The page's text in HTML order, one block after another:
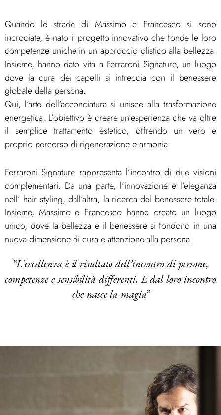
Quando le strade di Massimo e Francesco si sono
incrociate, è nato il progetto innovativo che fonde le loro
competenze uniche in un approccio olistico alla bellezza.
Insieme, hanno dato vita a Ferraroni Signature, un luogo
dove la cura dei capelli si intreccia con il benessere
globale della persona.
Qui, l’arte dell’acconciatura si unisce alla trasformazione
energetica. L’obiettivo è creare un’esperienza che va oltre
il semplice trattamento estetico, offrendo un vero e
proprio percorso di rigenerazione e armonia.
Ferraroni Signature rappresenta l’incontro di due visioni
complementari. Da una parte, l’innovazione e l’eleganza
nell’ hair styling, dall’altra, la ricerca del benessere totale.
Insieme, Massimo e Francesco hanno creato un luogo
unico, dove la bellezza e il benessere si fondono in una
nuova dimensione di cura e attenzione alla persona.
“L’eccellenza è il risultato dell’incontro di persone,
competenze e sensibilità differenti. E dal loro incontro
che nasce la magia”